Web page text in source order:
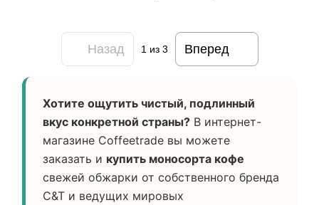
Назад 1 из 3 Вперед
Хотите ощутить чистый, подлинный
вкус конкретной страны? В интернет-
магазине Coffeetrade вы можете
заказать и купить моносорта кофе
свежей обжарки от собственного бренда
C&T и ведущих мировых